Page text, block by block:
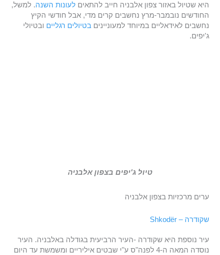
היא שטיול באזור צפון אלבניה חייב להתאיםלעונות השנה. למשל,
החודשים נובמבר-מרץ נחשבים קרים מדי, אבל חודשי הקיץ
נחשבים לאידאליים במיוחד למעוניינים בטיולים רגליים ובטיולי
ג'יפים.
טיול ג'יפים בצפון אלבניה
ערים מרכזיות בצפון אלבניה
שקודרה – Shkodër
עיר נוספת היא שקודרה -העיר הרביעית בגודלה באלבניה. העיר
נוסדה המאה ה-4 לפנה"ס ע"י שבטים איליריים ומשמשת עד היום